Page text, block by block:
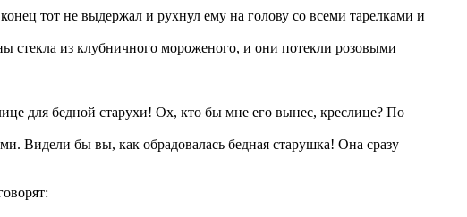
тот не выдержал и рухнул ему на голову со всеми тарелками и
стекла из клубничного мороженого, и они потекли розовыми
для бедной старухи! Ох, кто бы мне его вынес, креслице? По
Видели бы вы, как обрадовалась бедная старушка! Она сразу